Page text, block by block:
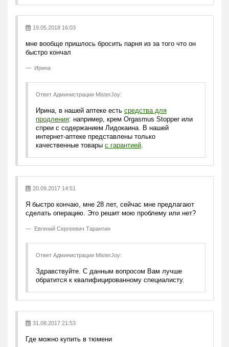
19.05.2018 16:03
мне вообще пришлось бросить парня из за того что он
быстро кончал
Ирина
Ответ Администрации MisterJoy:
Ирина, в нашей аптеке есть средства для
продления: например, крем Orgasmus Stopper или
спреи с содержанием Лидокаина. В нашей
интернет-аптеке представлены только
качественные товары c гарантией
20.09.2017 14:51
Я быстро кончаю, мне 28 лет, сейчас мне предлагают
сделать операцию. Это решит мою проблему или нет?
Евгений Сергеевич Тарантин
Ответ Администрации MisterJoy:
Здравствуйте. С данным вопросом Вам лучше
обратится к квалифицированному специалисту.
31.08.2017 21:53
Где можно купить в тюмени